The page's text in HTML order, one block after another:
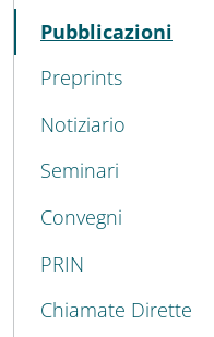
Pubblicazioni
Preprints
Notiziario
Seminari
Convegni
PRIN
Chiamate Dirette